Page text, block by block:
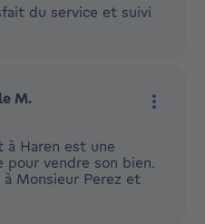
du service et suivi
M.
à Haren est une
vendre son bien.
Monsieur Perez et